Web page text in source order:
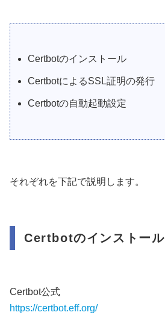
Certbotのインストール
CertbotによるSSL証明の発行
Certbotの自動起動設定
それぞれを下記で説明します。
Certbotのインストール
Certbot公式
https://certbot.eff.org/